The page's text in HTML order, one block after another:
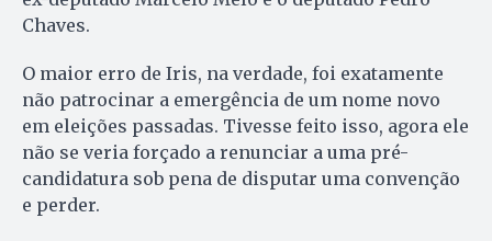
Chaves.
O maior erro de Iris, na verdade, foi exatamente
não patrocinar a emergência de um nome novo
em eleições passadas. Tivesse feito isso, agora ele
não se veria forçado a renunciar a uma pré-
candidatura sob pena de disputar uma convenção
e perder.